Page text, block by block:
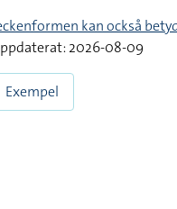
kan också
2026-08-09
Exempel